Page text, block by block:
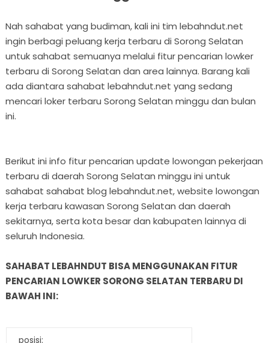
Nah sahabat yang budiman, kali ini tim lebahndut.net
ingin berbagi peluang kerja terbaru di Sorong Selatan
untuk sahabat semuanya melalui fitur pencarian lowker
terbaru di Sorong Selatan dan area lainnya. Barang kali
ada diantara sahabat lebahndut.net yang sedang
mencari loker terbaru Sorong Selatan minggu dan bulan
ini.
Berikut ini info fitur pencarian update lowongan pekerjaan
terbaru di daerah Sorong Selatan minggu ini untuk
sahabat sahabat blog lebahndut.net, website lowongan
kerja terbaru kawasan Sorong Selatan dan daerah
sekitarnya, serta kota besar dan kabupaten lainnya di
seluruh Indonesia.
SAHABAT LEBAHNDUT BISA MENGGUNAKAN FITUR
PENCARIAN LOWKER SORONG SELATAN TERBARU DI
BAWAH INI:
posisi: